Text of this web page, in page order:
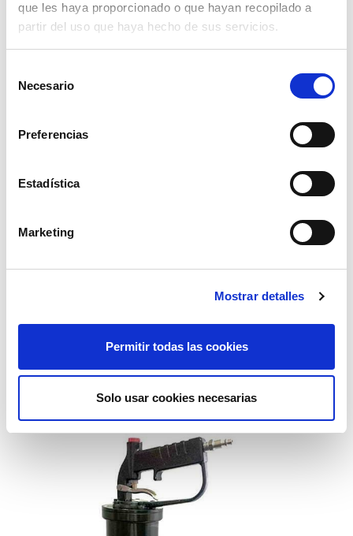
que les haya proporcionado o que hayan recopilado a
partir del uso que haya hecho de sus servicios.
Necesario
Preferencias
Estadística
Marketing
Mostrar detalles
Permitir todas las cookies
Solo usar cookies necesarias
equipo de engrase neumatico 18-30kgs
718,26€